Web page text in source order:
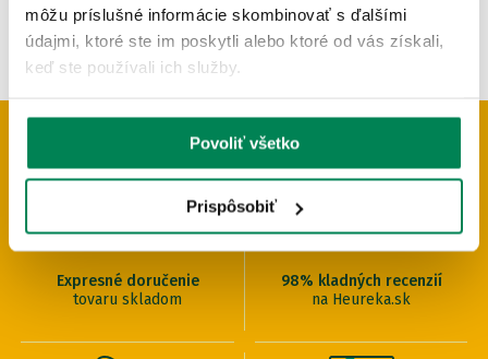
môžu príslušné informácie skombinovať s ďalšími
údajmi, ktoré ste im poskytli alebo ktoré od vás získali,
keď ste používali ich služby.
Povoliť všetko
Prispôsobiť
PREČO U NÁS NAKUPOVAŤ
Expresné doručenie
tovaru skladom
98% kladných recenzií
na Heureka.sk